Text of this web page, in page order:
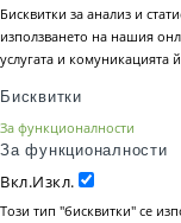
Бисквитки за анализ и
използването на нашия
услугата и комуникацията
Бисквитки
За функционалности
За функционалности
Вкл.Изкл.
Този тип "бисквитки" се